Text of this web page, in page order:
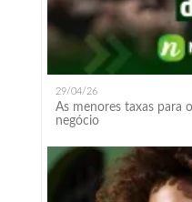
29/04/26
As menores taxas para
negócio